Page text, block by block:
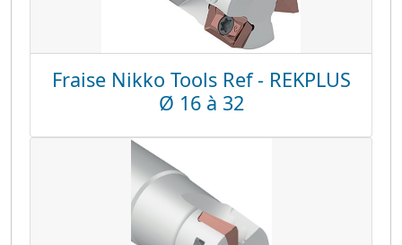
Fraise Nikko Tools Ref - REKPLUS
Ø 16 à 32